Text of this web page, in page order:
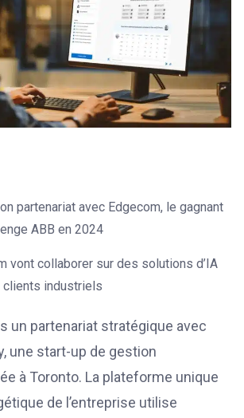
partenariat avec Edgecom, le gagnant
ABB en 2024
vont collaborer sur des solutions d’IA
clients industriels
un partenariat stratégique avec
une start-up de gestion
à Toronto. La plateforme unique
de l’entreprise utilise